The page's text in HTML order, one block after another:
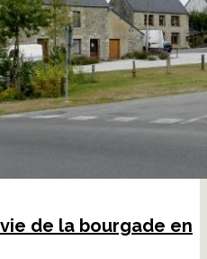
de la bourgade en